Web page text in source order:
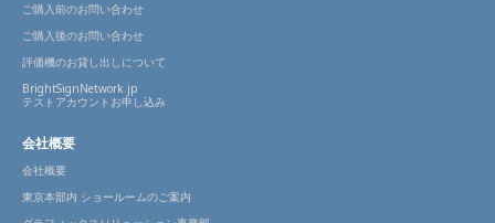
ご購入前のお問い合わせ
ご購入後のお問い合わせ
評価機のお貸し出しについて
BrightSignNetwork.jp
テストアカウントお申し込み
会社概要
会社概要
東京本部内 ショールームのご案内